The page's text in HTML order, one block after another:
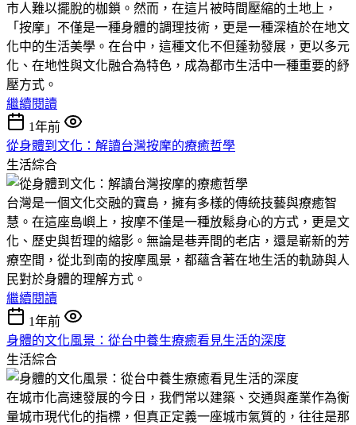
市人難以擺脫的枷鎖。然而，在這片被時間壓縮的土地上，
「按摩」不僅是一種身體的調理技術，更是一種深植於在地文
化中的生活美學。在台中，這種文化不但蓬勃發展，更以多元
化、在地性與文化融合為特色，成為都市生活中一種重要的紓
壓方式。
繼續閱讀
1年前
從身體到文化：解讀台灣按摩的療癒哲學
生活綜合
台灣是一個文化交融的寶島，擁有多樣的傳統技藝與療癒智
慧。在這座島嶼上，按摩不僅是一種放鬆身心的方式，更是文
化、歷史與哲理的縮影。無論是巷弄間的老店，還是嶄新的芳
療空間，從北到南的按摩風景，都蘊含著在地生活的軌跡與人
民對於身體的理解方式。
繼續閱讀
1年前
身體的文化風景：從台中養生療癒看見生活的深度
生活綜合
在城市化高速發展的今日，我們常以建築、交通與產業作為衡
量城市現代化的指標，但真正定義一座城市氣質的，往往是那